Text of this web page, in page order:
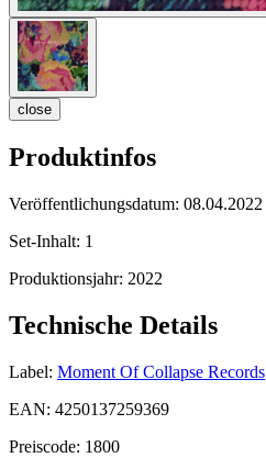
close
Produktinfos
Veröffentlichungsdatum: 08.04.2022
Set-Inhalt: 1
Produktionsjahr: 2022
Technische Details
Label: Moment Of Collapse Records
EAN: 4250137259369
Preiscode: 1800